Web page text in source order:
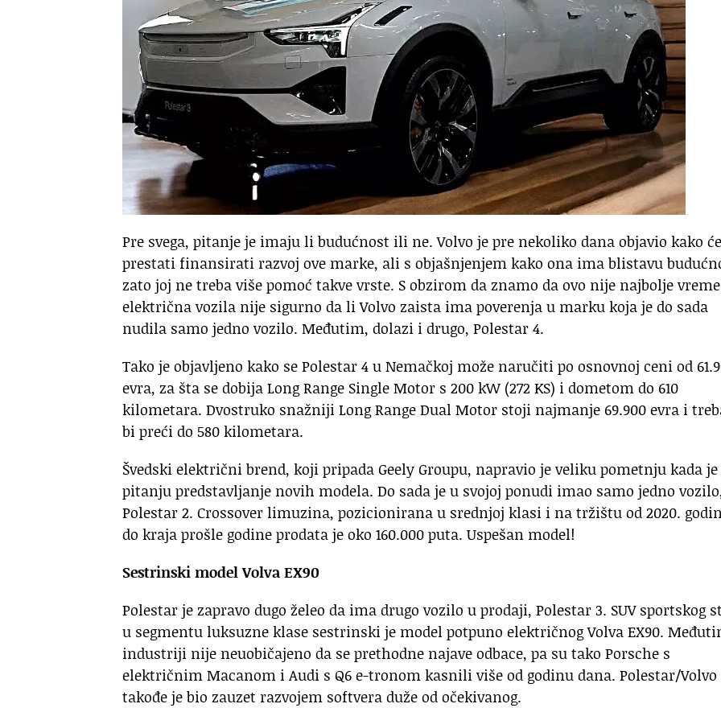
Pre svega, pitanje je imaju li budućnost ili ne. Volvo je pre nekoliko dana objavio kako će
prestati finansirati razvoj ove marke, ali s objašnjenjem kako ona ima blistavu
zato joj ne treba više pomoć takve vrste. S obzirom da znamo da ovo nije najbolje
električna vozila nije sigurno da li Volvo zaista ima poverenja u marku koja je do sada
nudila samo jedno vozilo. Međutim, dolazi i drugo, Polestar 4.
Tako je objavljeno kako se Polestar 4 u Nemačkoj može naručiti po osnovnoj ceni od
evra, za šta se dobija Long Range Single Motor s 200 kW (272 KS) i dometom do 610
kilometara. Dvostruko snažniji Long Range Dual Motor stoji najmanje 69.900 evra i
bi preći do 580 kilometara.
Švedski električni brend, koji pripada Geely Groupu, napravio je veliku pometnju kada
pitanju predstavljanje novih modela. Do sada je u svojoj ponudi imao samo jedno
Polestar 2. Crossover limuzina, pozicionirana u srednjoj klasi i na tržištu od 2020.
do kraja prošle godine prodata je oko 160.000 puta. Uspešan model!
Sestrinski model Volva EX90
Polestar je zapravo dugo želeo da ima drugo vozilo u prodaji, Polestar 3. SUV sportskog
u segmentu luksuzne klase sestrinski je model potpuno električnog Volva EX90.
industriji nije neuobičajeno da se prethodne najave odbace, pa su tako Porsche s
električnim Macanom i Audi s Q6 e-tronom kasnili više od godinu dana. Polestar/Volvo
takođe je bio zauzet razvojem softvera duže od očekivanog.